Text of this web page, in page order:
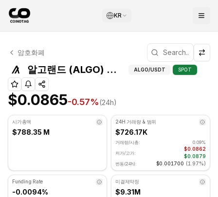
KR
알고랜드 기술적 분석
알고랜드 현재 $0.0865에 거래되고 있습니다. RSI 지표는
암호화폐
알고랜드 (ALGO) 지지 및 저항 레벨 알고랜
ALGO/USDT SPOT
$0.0865-0.57%(24h)
시가총액
$788.35 M
24H 거래량 & 범위
$726.17K
거래량/시총:
0.09%
저가/고가:
$0.0862
$0.0879
변동(24h): $0.001700 (1.97%)
Funding Rate
-0.0094%
미결제약정
$9.31M